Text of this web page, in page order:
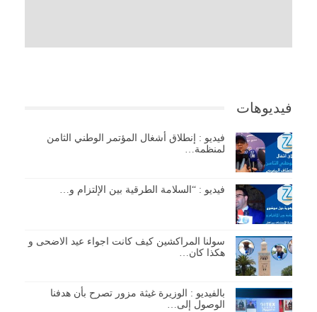
فيديوهات
فيديو : إنطلاق أشغال المؤتمر الوطني الثامن
لمنظمة…
فيديو : “السلامة الطرقية بين الإلتزام و…
سولنا المراكشين كيف كانت اجواء عيد الاضحى و
هكذا كان…
بالفيديو : الوزيرة غيثة مزور تصرح بأن هدفنا
الوصول إلى…